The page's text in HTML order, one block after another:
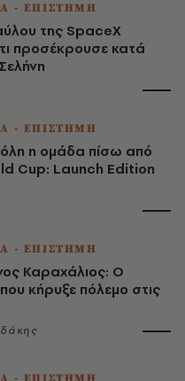
- ΕΠΙΣΤΗΜΗ
της SpaceX
προσέκρουσε κατά
- ΕΠΙΣΤΗΜΗ
η ομάδα πίσω από
Cup: Launch Edition
- ΕΠΙΣΤΗΜΗ
Καραχάλιος: Ο
κήρυξε πόλεμο στις